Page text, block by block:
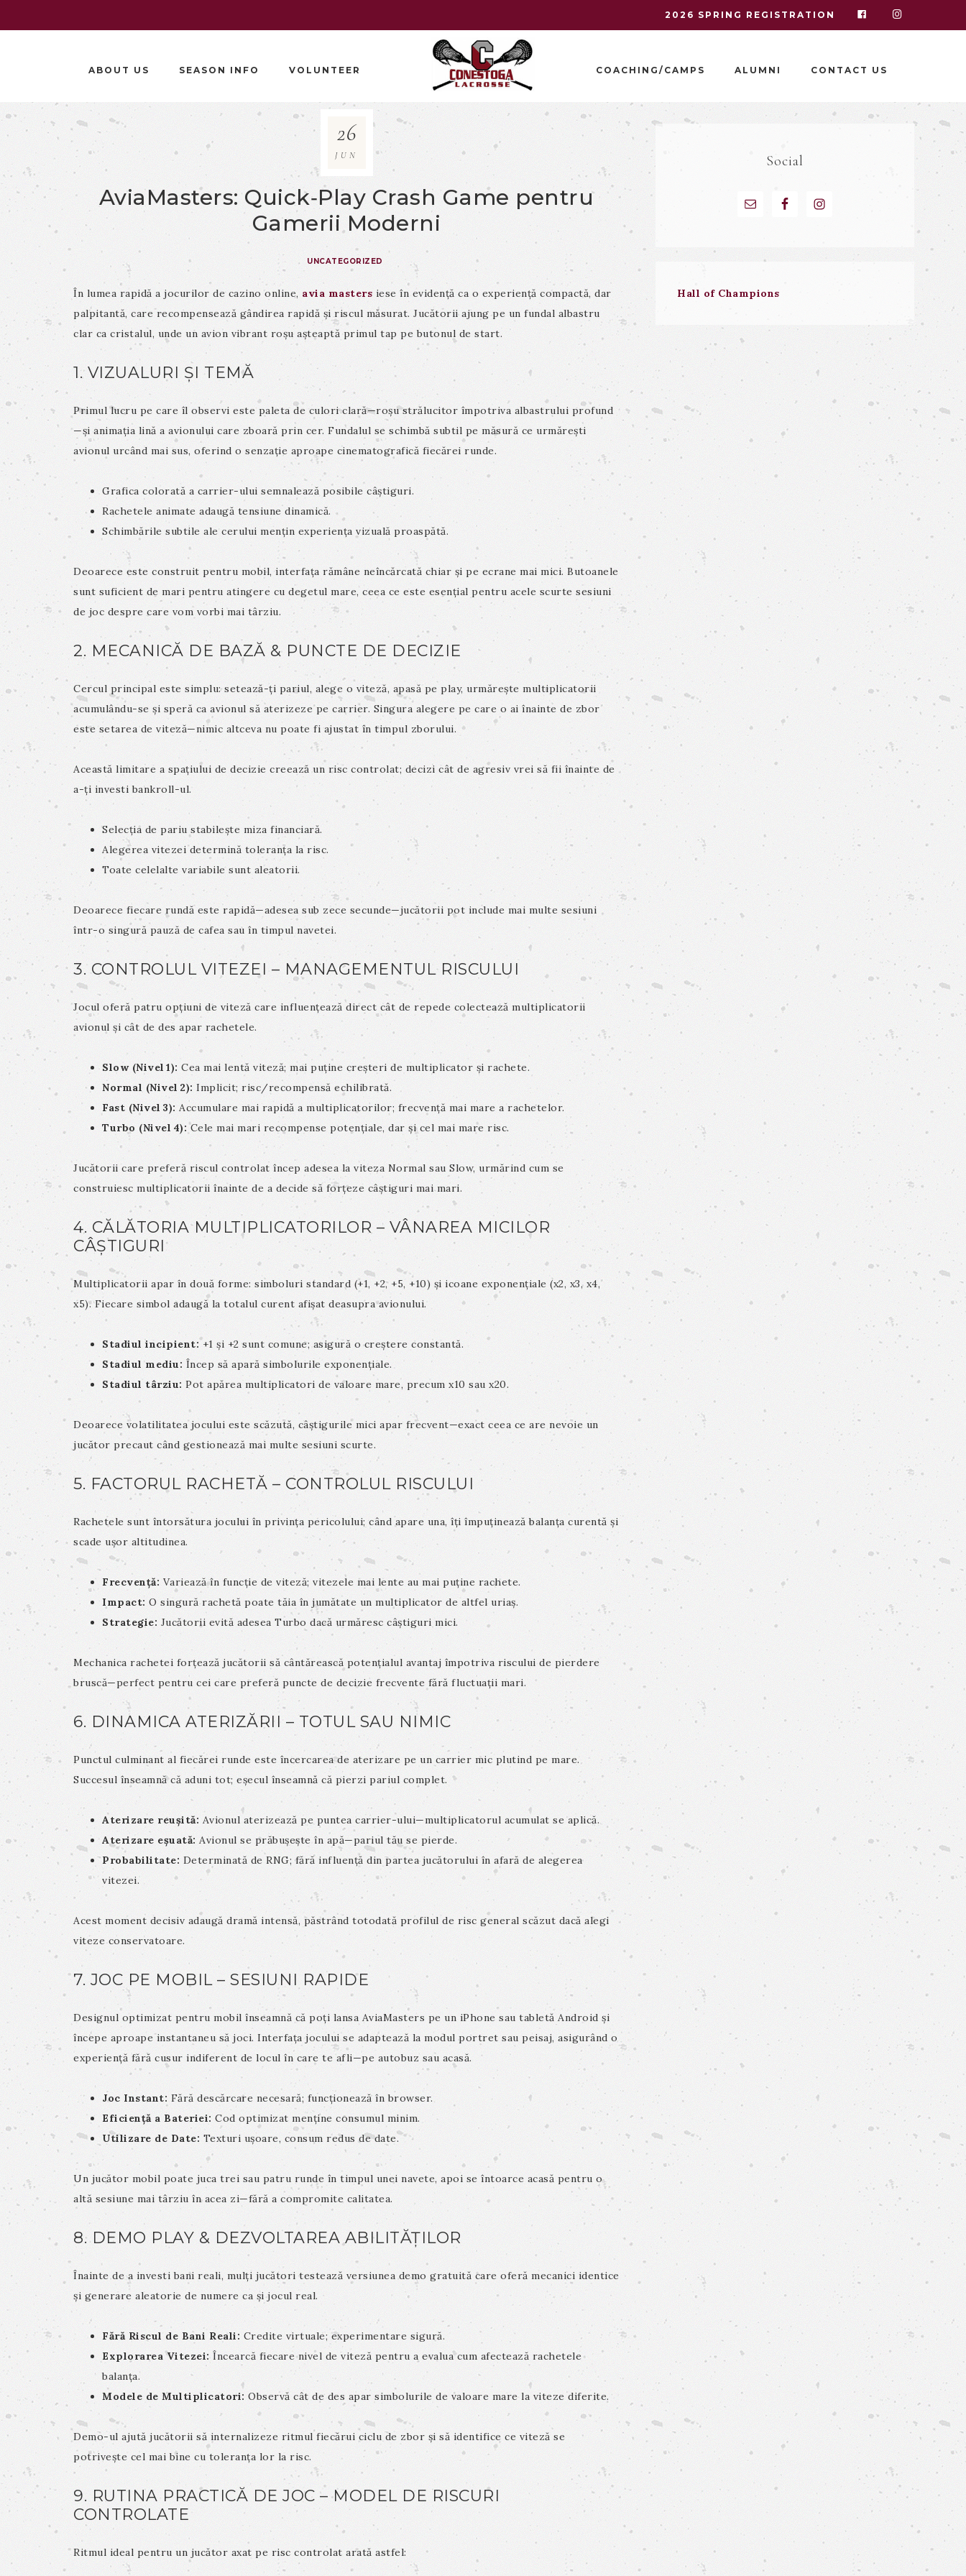
2026 SPRING REGISTRATION
ABOUT US SEASON INFO VOLUNTEER COACHING/CAMPS ALUMNI CONTACT US
AviaMasters: Quick‑Play Crash Game pentru
Gamerii Moderni
UNCATEGORIZED
26
JUN
În lumea rapidă a jocurilor de cazino online, avia masters iese în evidență ca o experiență compactă, dar
palpitantă, care recompensează gândirea rapidă și riscul măsurat. Jucătorii ajung pe un fundal albastru
clar ca cristalul, unde un avion vibrant roșu așteaptă primul tap pe butonul de start.
1. VIZUALURI ȘI TEMĂ
Primul lucru pe care îl observi este paleta de culori clară—roșu strălucitor împotriva albastrului profund
—și animația lină a avionului care zboară prin cer. Fundalul se schimbă subtil pe măsură ce urmărești
avionul urcând mai sus, oferind o senzație aproape cinematografică fiecărei runde.
Grafica colorată a carrier-ului semnalează posibile câștiguri.
Rachetele animate adaugă tensiune dinamică.
Schimbările subtile ale cerului mențin experiența vizuală proaspătă.
Deoarece este construit pentru mobil, interfața rămâne neîncărcată chiar și pe ecrane mai mici. Butoanele
sunt suficient de mari pentru atingere cu degetul mare, ceea ce este esențial pentru acele scurte sesiuni
de joc despre care vom vorbi mai târziu.
2. MECANICĂ DE BAZĂ & PUNCTE DE DECIZIE
Cercul principal este simplu: setează-ți pariul, alege o viteză, apasă pe play, urmărește multiplicatorii
acumulându-se și speră ca avionul să aterizeze pe carrier. Singura alegere pe care o ai înainte de zbor
este setarea de viteză—nimic altceva nu poate fi ajustat în timpul zborului.
Această limitare a spațiului de decizie creează un risc controlat; decizi cât de agresiv vrei să fii înainte de
a-ți investi bankroll-ul.
Selecția de pariu stabilește miza financiară.
Alegerea vitezei determină toleranța la risc.
Toate celelalte variabile sunt aleatorii.
Deoarece fiecare rundă este rapidă—adesea sub zece secunde—jucătorii pot include mai multe sesiuni
într-o singură pauză de cafea sau în timpul navetei.
3. CONTROLUL VITEZEI – MANAGEMENTUL RISCULUI
Jocul oferă patru opțiuni de viteză care influențează direct cât de repede colectează multiplicatorii
avionul și cât de des apar rachetele.
Slow (Nivel 1): Cea mai lentă viteză; mai puține creșteri de multiplicator și rachete.
Normal (Nivel 2): Implicit; risc/recompensă echilibrată.
Fast (Nivel 3): Accumulare mai rapidă a multiplicatorilor; frecvență mai mare a rachetelor.
Turbo (Nivel 4):Cele mai mari recompense potențiale, dar și cel mai mare risc.
Jucătorii care preferă riscul controlat încep adesea la viteza Normal sau Slow, urmărind cum se
construiesc multiplicatorii înainte de a decide să forțeze câștiguri mai mari.
4. CĂLĂTORIA MULTIPLICATORILOR – VÂNAREA MICILOR
CÂȘTIGURI
Multiplicatorii apar în două forme: simboluri standard (+1, +2, +5, +10) și icoane exponențiale (x2, x3, x4,
x5). Fiecare simbol adaugă la totalul curent afișat deasupra avionului.
Stadiul incipient:+1 și +2 sunt comune; asigură o creștere constantă.
Stadiul mediu: Încep să apară simbolurile exponențiale.
Stadiul târziu: Pot apărea multiplicatori de valoare mare, precum x10 sau x20.
Deoarece volatilitatea jocului este scăzută, câștigurile mici apar frecvent—exact ceea ce are nevoie un
jucător precaut când gestionează mai multe sesiuni scurte.
5. FACTORUL RACHETĂ – CONTROLUL RISCULUI
Rachetele sunt întorsătura jocului în privința pericolului; când apare una, îți împuținează balanța curentă și
scade ușor altitudinea.
Frecvență: Variează în funcție de viteză; vitezele mai lente au mai puține rachete.
Impact: O singură rachetă poate tăia în jumătate un multiplicator de altfel uriaș.
Strategie: Jucătorii evită adesea Turbo dacă urmăresc câștiguri mici.
Mechanica rachetei forțează jucătorii să cântărească potențialul avantaj împotriva riscului de pierdere
bruscă—perfect pentru cei care preferă puncte de decizie frecvente fără fluctuații mari.
6. DINAMICA ATERIZĂRII – TOTUL SAU NIMIC
Punctul culminant al fiecărei runde este încercarea de aterizare pe un carrier mic plutind pe mare.
Succesul înseamnă că aduni tot; eșecul înseamnă că pierzi pariul complet.
Aterizare reușită: Avionul aterizează pe puntea carrier-ului—multiplicatorul acumulat se aplică.
Aterizare eșuată: Avionul se prăbușește în apă—pariul tău se pierde.
Probabilitate: Determinată de RNG; fără influență din partea jucătorului în afară de alegerea
vitezei.
Acest moment decisiv adaugă dramă intensă, păstrând totodată profilul de risc general scăzut dacă alegi
viteze conservatoare.
7. JOC PE MOBIL – SESIUNI RAPIDE
Designul optimizat pentru mobil înseamnă că poți lansa AviaMasters pe un iPhone sau tabletă Android și
începe aproape instantaneu să joci. Interfața jocului se adaptează la modul portret sau peisaj, asigurând o
experiență fără cusur indiferent de locul în care te afli—pe autobuz sau acasă.
Joc Instant: Fără descărcare necesară; funcționează în browser.
Eficiență a Bateriei: Cod optimizat menține consumul minim.
Utilizare de Date: Texturi ușoare, consum redus de date.
Un jucător mobil poate juca trei sau patru runde în timpul unei navete, apoi se întoarce acasă pentru o
altă sesiune mai târziu în acea zi—fără a compromite calitatea.
8. DEMO PLAY & DEZVOLTAREA ABILITĂȚILOR
Înainte de a investi bani reali, mulți jucători testează versiunea demo gratuită care oferă mecanici identice
și generare aleatorie de numere ca și jocul real.
Fără Riscul de Bani Reali: Credite virtuale; experimentare sigură.
Explorarea Vitezei:Încearcă fiecare nivel de viteză pentru a evalua cum afectează rachetele
balanța.
Modele de Multiplicatori: Observă cât de des apar simbolurile de valoare mare la viteze diferite.
Demo-ul ajută jucătorii să internalizeze ritmul fiecărui ciclu de zbor și să identifice ce viteză se
potrivește cel mai bine cu toleranța lor la risc.
9. RUTINA PRACTICĂ DE JOC – MODEL DE RISCURI
CONTROLATE
Ritmul ideal pentru un jucător axat pe risc controlat arată astfel:
Social
Hall of Champions